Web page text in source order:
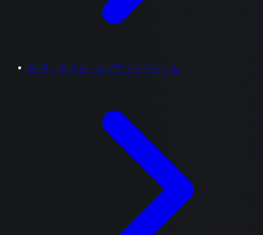
AI ワークフォースプラットフォーム